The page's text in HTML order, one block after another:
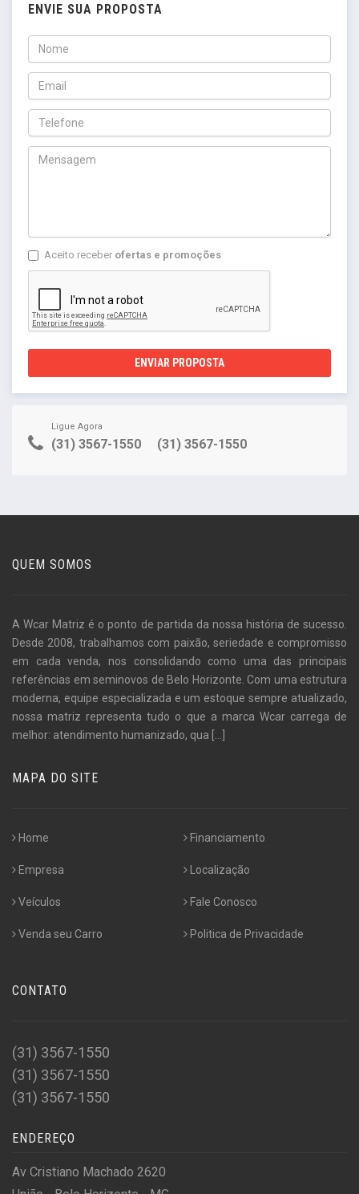
ENVIE SUA PROPOSTA
Aceito receber ofertas e promoções
ENVIAR PROPOSTA
Ligue Agora
(31) 3567-1550 (31) 3567-1550
QUEM SOMOS
A Wcar Matriz é o ponto de partida da nossa história de sucesso.
Desde 2008, trabalhamos com paixão, seriedade e compromisso
em cada venda, nos consolidando como uma das principais
referências em seminovos de Belo Horizonte. Com uma estrutura
moderna, equipe especializada e um estoque sempre atualizado,
nossa matriz representa tudo o que a marca Wcar carrega de
melhor: atendimento humanizado, qua [...]
MAPA DO SITE
Home
Empresa
Veículos
Venda seu Carro
Financiamento
Localização
Fale Conosco
Politica de Privacidade
CONTATO
(31) 3567-1550
(31) 3567-1550
(31) 3567-1550
ENDEREÇO
Av Cristiano Machado 2620